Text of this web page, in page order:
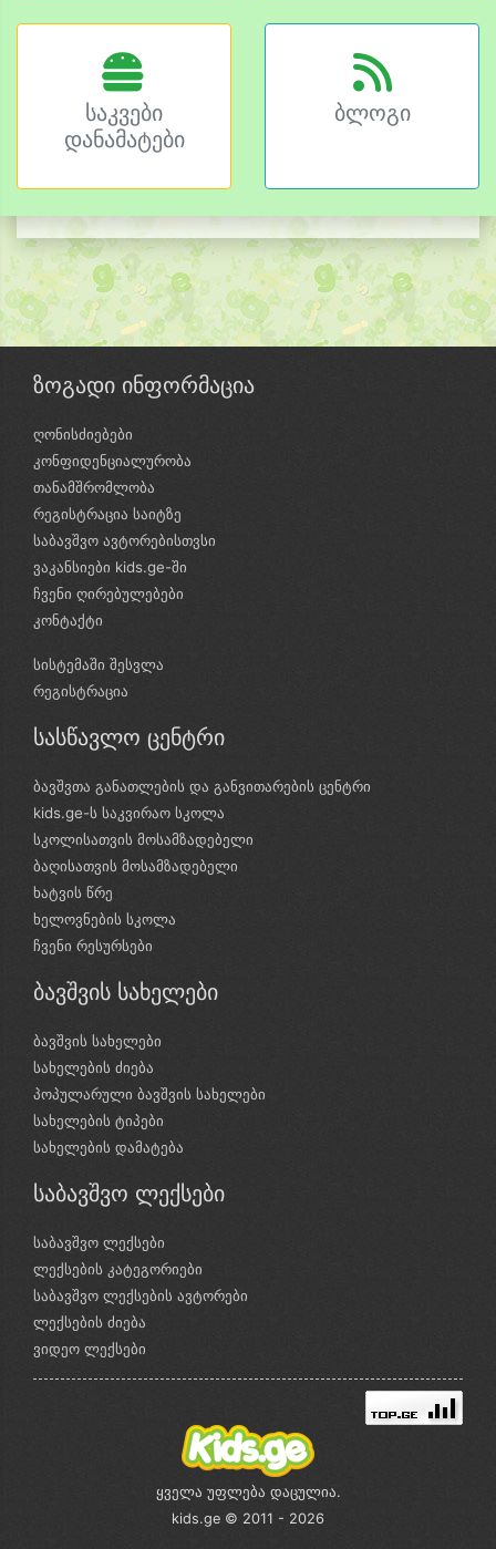
საკვები
დანამატები
ბლოგი
ზოგადი ინფორმაცია
ღონისძიებები
კონფიდენციალურობა
თანამშრომლობა
რეგისტრაცია საიტზე
საბავშვო ავტორებისთვსი
ვაკანსიები kids.ge-ში
ჩვენი ღირებულებები
კონტაქტი
სისტემაში შესვლა
რეგისტრაცია
სასწავლო ცენტრი
ბავშვთა განათლების და განვითარების ცენტრი
kids.ge-ს საკვირაო სკოლა
სკოლისათვის მოსამზადებელი
ბაღისათვის მოსამზადებელი
ხატვის წრე
ხელოვნების სკოლა
ჩვენი რესურსები
ბავშვის სახელები
ბავშვის სახელები
სახელების ძიება
პოპულარული ბავშვის სახელები
სახელების ტიპები
სახელების დამატება
საბავშვო ლექსები
საბავშვო ლექსები
ლექსების კატეგორიები
საბავშვო ლექსების ავტორები
ლექსების ძიება
ვიდეო ლექსები
ყველა უფლება დაცულია.
kids.ge © 2011 - 2026